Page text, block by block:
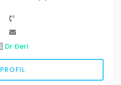
Dr Đeri
PROFIL